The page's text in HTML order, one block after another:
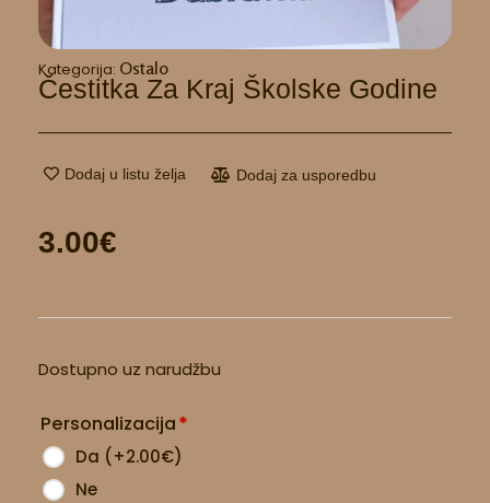
Kategorija: Ostalo
Čestitka Za Kraj Školske Godine
Dodaj u listu želja Dodaj za usporedbu
3.00€
Dostupno uz narudžbu
Personalizacija*
Da (+2.00€)
Ne
za
školske
godine
količina